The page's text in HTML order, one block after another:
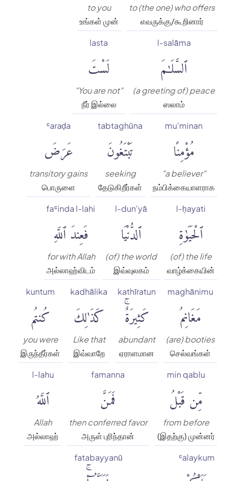
to (the one) who offers
எவருக்கு/கூறினார்
to you
உங்கள் முன்
l-salāma
ٱلسَّلَٰمَ
(a greeting of) peace
ஸலாம்
lasta
لَسْتَ
"You are not"
நீர் இல்லை
mu'minan
مُؤْمِنًا
"a believer"
நம்பிக்கையாளராக
tabtaghūna
تَبْتَغُونَ
seeking
தேடுகிறீர்கள்
ʿaraḍa
عَرَضَ
transitory gains
பொருளை
l-ḥayati
ٱلْحَيَوٰةِ
(of) the life
வாழ்க்கையின்
l-dun'yā
ٱلدُّنْيَا
(of) the world
இவ்வுலகம்
faʿinda l-lahi
فَعِندَ ٱللَّهِ
for with Allah
அல்லாஹ்விடம்
maghānimu
مَغَانِمُ
(are) booties
செல்வங்கள்
kathīratun
كَثِيرَةٌۚ
abundant
ஏராளமான
kadhālika
كَذَٰلِكَ
Like that
இவ்வாறே
kuntum
كُنتُم
you were
இருந்தீர்கள்
min qablu
مِّن قَبْلُ
from before
(இதற்கு) முன்னர்
famanna
فَمَنَّ
then conferred favor
அருள் புரிந்தான்
l-lahu
ٱللَّهُ
Allah
அல்லாஹ்
ʿalaykum
fatabayyanū